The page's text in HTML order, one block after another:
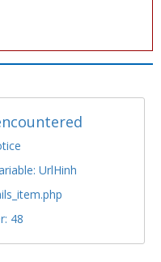
UrlHinh
48